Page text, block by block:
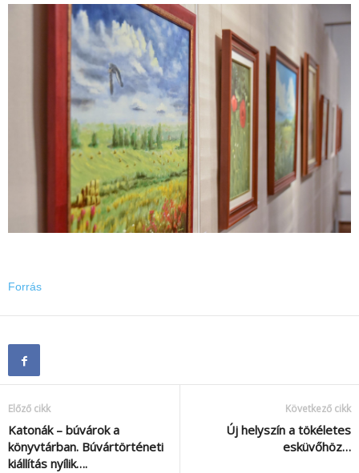
Forrás
Előző cikk
Katonák – búvárok a
könyvtárban. Búvártörténeti
kiállítás nyílik….
Következő cikk
Új helyszín a tökéletes
esküvőhöz…